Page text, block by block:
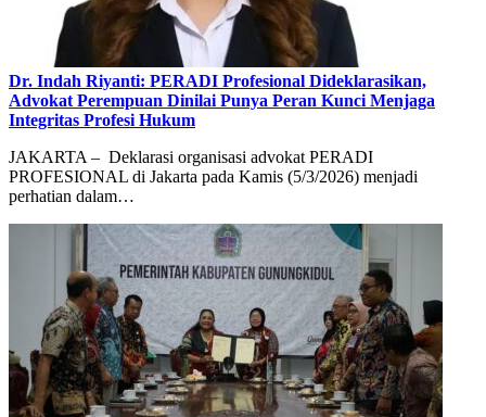
Dr. Indah Riyanti: PERADI Profesional Dideklarasikan,
Advokat Perempuan Dinilai Punya Peran Kunci Menjaga
Integritas Profesi Hukum
JAKARTA – Deklarasi organisasi advokat PERADI
PROFESIONAL di Jakarta pada Kamis (5/3/2026) menjadi
perhatian dalam…